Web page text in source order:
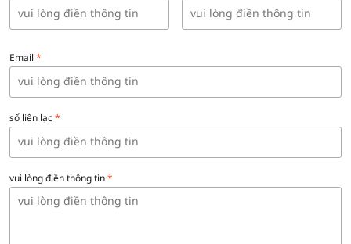
Email *
số liên lạc*
vui lòng điền thông tin*